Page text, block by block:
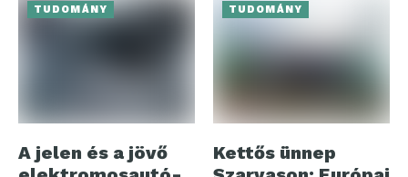
TUDOMÁNY
A jelen és a jövő
TUDOMÁNY
Kettős ünnep